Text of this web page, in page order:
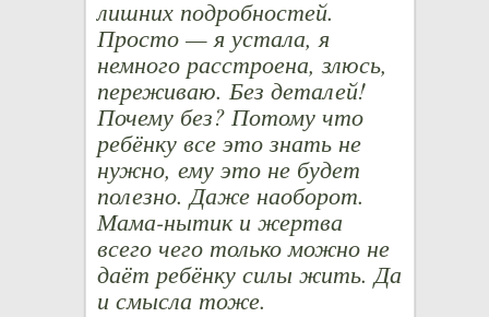
лишних подробностей.
Просто — я устала, я
немного расстроена, злюсь,
переживаю. Без деталей!
Почему без? Потому что
ребёнку все это знать не
нужно, ему это не будет
полезно. Даже наоборот.
Мама-нытик и жертва
всего чего только можно не
даёт ребёнку силы жить. Да
и смысла тоже.